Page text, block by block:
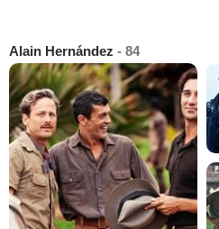
Alain Hernández - 84